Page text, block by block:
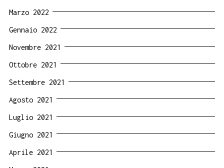
Marzo 2022
Gennaio 2022
Novembre 2021
Ottobre 2021
Settembre 2021
Agosto 2021
Luglio 2021
Giugno 2021
Aprile 2021